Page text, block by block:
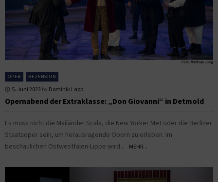
OPER REZENSION
5. Juni 2023 by Dominik Lapp
Opernabend der Extraklasse: „Don Giovanni“ in Detmold
Es muss nicht die Mailänder Scala, die New Yorker Met oder die Berliner
Staatsoper sein, um herausragende Opern zu erleben. Im
beschaulichen Ostwestfalen-Lippe wird...
MEHR...